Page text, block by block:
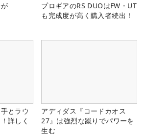
プロギアのRS DUOはFW・UT
も完成度が高く購入者続出！
とラウ
詳しく
アディダス『コードカオス
27』は強烈な蹴りでパワーを
生む